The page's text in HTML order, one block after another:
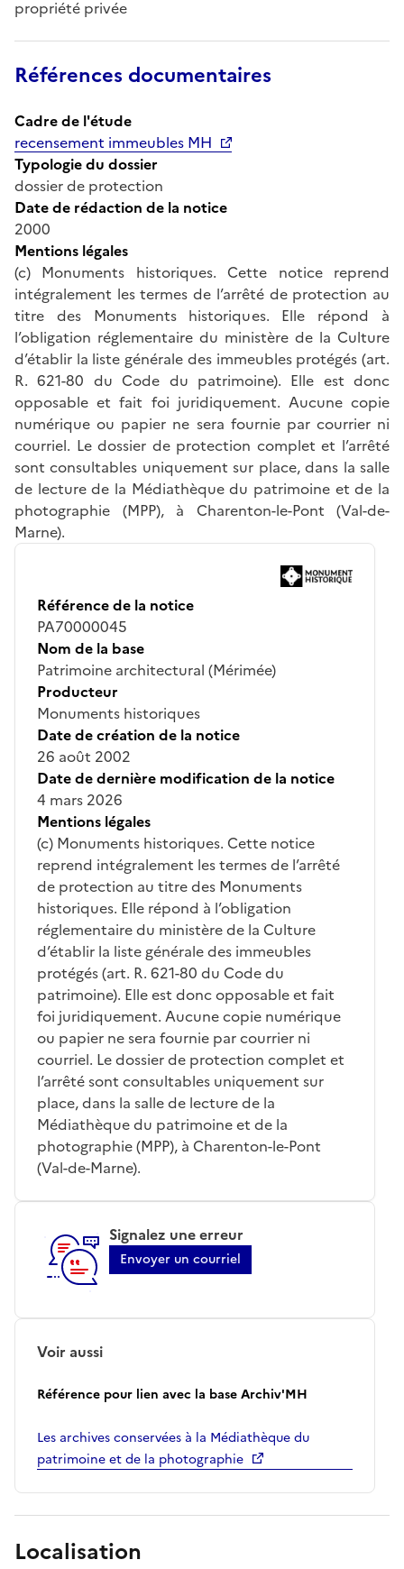
propriété privée
Références documentaires
Cadre de l'étude
recensement immeubles MH
Typologie du dossier
dossier de protection
Date de rédaction de la notice
2000
Mentions légales
(c) Monuments historiques. Cette notice reprend
intégralement les termes de l’arrêté de protection au
titre des Monuments historiques. Elle répond à
l’obligation réglementaire du ministère de la Culture
d’établir la liste générale des immeubles protégés (art.
R. 621-80 du Code du patrimoine). Elle est donc
opposable et fait foi juridiquement. Aucune copie
numérique ou papier ne sera fournie par courrier ni
courriel. Le dossier de protection complet et l’arrêté
sont consultables uniquement sur place, dans la salle
de lecture de la Médiathèque du patrimoine et de la
photographie (MPP), à Charenton-le-Pont (Val-de-
Marne).
Référence de la notice
PA70000045
Nom de la base
Patrimoine architectural (Mérimée)
Producteur
Monuments historiques
Date de création de la notice
26 août 2002
Date de dernière modification de la notice
4 mars 2026
Mentions légales
(c) Monuments historiques. Cette notice
reprend intégralement les termes de l’arrêté
de protection au titre des Monuments
historiques. Elle répond à l’obligation
réglementaire du ministère de la Culture
d’établir la liste générale des immeubles
protégés (art. R. 621-80 du Code du
patrimoine). Elle est donc opposable et fait
foi juridiquement. Aucune copie numérique
ou papier ne sera fournie par courrier ni
courriel. Le dossier de protection complet et
l’arrêté sont consultables uniquement sur
place, dans la salle de lecture de la
Médiathèque du patrimoine et de la
photographie (MPP), à Charenton-le-Pont
(Val-de-Marne).
Signalez une erreur
Envoyer un courriel
Voir aussi
Référence pour lien avec la base Archiv'MH
Les archives conservées à la Médiathèque du
patrimoine et de la photographie
Localisation